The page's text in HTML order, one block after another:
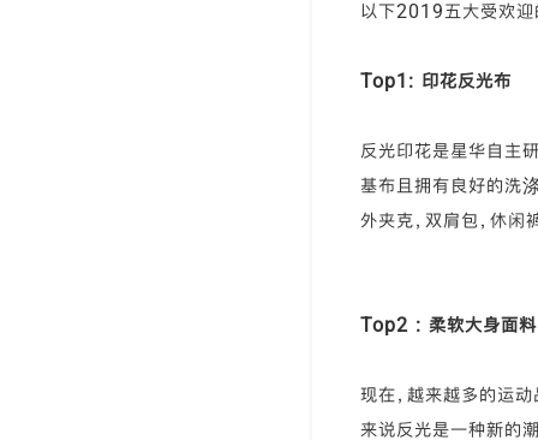
以下2019五大受欢迎
Top1: 印花反光布
反光印花是星华自主
基布且拥有良好的洗
外夹克，双肩包，休闲
Top2 : 柔软大身面料
现在，越来越多的运
来说反光是一种新的